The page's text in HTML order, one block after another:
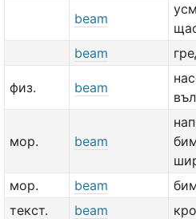
beam
beam
физ. beam
мор. beam
мор.
beam
текст.
beam